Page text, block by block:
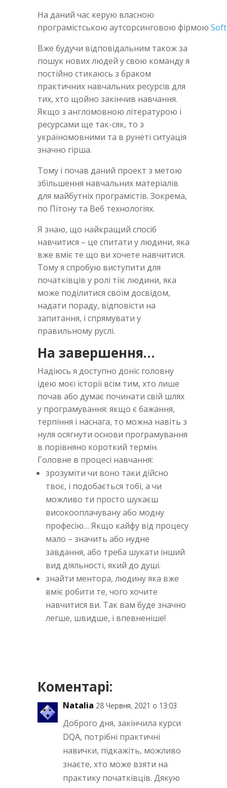
На даний час керую власною
програмістською аутсорсинговою фірмою
Вже будучи відповідальним також за
пошук нових людей у свою команду я
постійно стикаюсь з браком
практичних навчальних ресурсів для
тих, хто щойно закінчив навчання.
Якщо з англомовною літературою і
ресурсами ще так-сяк, то з
україномовними та в рунеті ситуація
значно гірша.
Тому і почав даний проект з метою
збільшення навчальних матеріалів
для майбутніх програмістів. Зокрема,
по Пітону та Веб технологіях.
Я знаю, що найкращий спосіб
навчитися – це спитати у людини, яка
вже вміє те що ви хочете навчитися.
Тому я спробую виступити для
початківців у ролі тіїє людини, яка
може поділитися своїм досвідом,
надати пораду, відповісти на
запитання, і спрямувати у
правильному руслі.
На завершення…
Надіюсь я доступно доніс головну
ідею моєї історії всім тим, хто лише
почав або думає починати свій шлях
у програмування: якщо є бажання,
терпіння і наснага, то можна навіть з
нуля осягнути основи програмування
в порівняно короткий термін.
Головне в процесі навчання:
зрозуміти чи воно таки дійсно
твоє, і подобається тобі, а чи
можливо ти просто шукаєш
високооплачувану або модну
професію… Якщо кайфу від процесу
мало – значить або нудне
завдання, або треба шукати інший
вид діяльності, який до душі.
знайти ментора, людину яка вже
вміє робити те, чого хочите
навчитися ви. Так вам буде значно
легше, швидше, і впевненіше!
Коментарі:
Natalia 28 Червня, 2021 о 13:03
Доброго дня, закінчила курси
DQA, потрібні практичні
навички, підкажіть, можливо
знаєте, хто може взяти на
практику початківців. Дякую